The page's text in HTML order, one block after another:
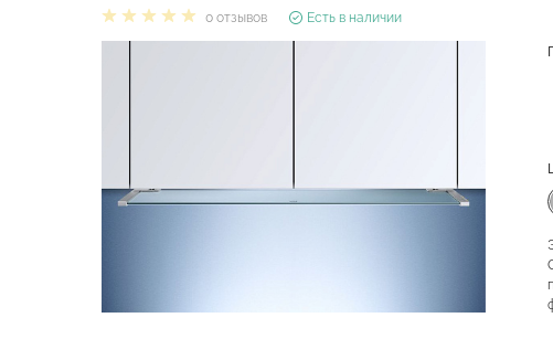
0 отзывов Есть в наличии